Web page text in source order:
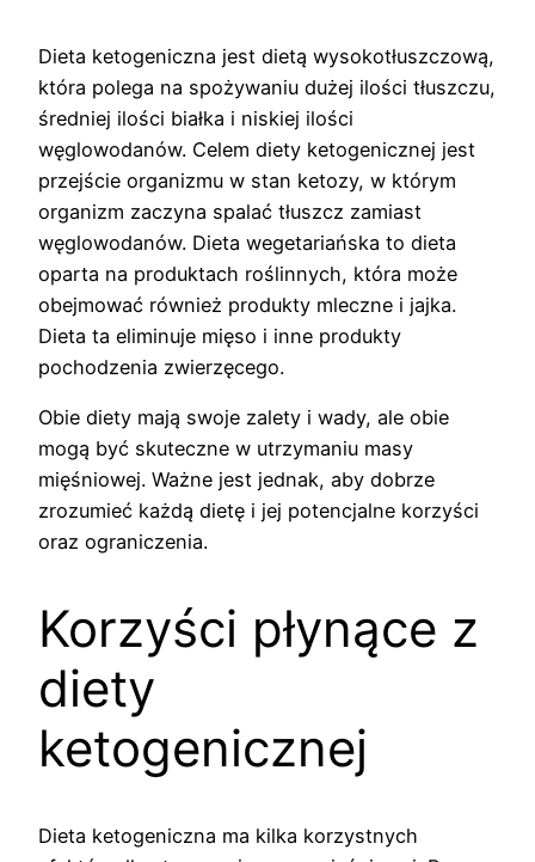
Dieta ketogeniczna jest dietą wysokotłuszczową,
która polega na spożywaniu dużej ilości tłuszczu,
średniej ilości białka i niskiej ilości
węglowodanów. Celem diety ketogenicznej jest
przejście organizmu w stan ketozy, w którym
organizm zaczyna spalać tłuszcz zamiast
węglowodanów. Dieta wegetariańska to dieta
oparta na produktach roślinnych, która może
obejmować również produkty mleczne i jajka.
Dieta ta eliminuje mięso i inne produkty
pochodzenia zwierzęcego.
Obie diety mają swoje zalety i wady, ale obie
mogą być skuteczne w utrzymaniu masy
mięśniowej. Ważne jest jednak, aby dobrze
zrozumieć każdą dietę i jej potencjalne korzyści
oraz ograniczenia.
Korzyści płynące z
diety
ketogenicznej
Dieta ketogeniczna ma kilka korzystnych